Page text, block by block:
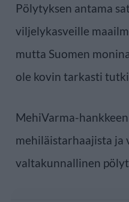
Pölytyksen antama
viljelykasveille
mutta Suomen
ole kovin tarkasti
MehiVarma-
mehiläistarhaajista ja
valtakunnallinen